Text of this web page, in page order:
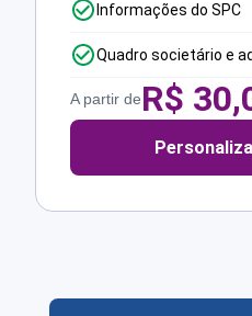
Informações do SPC
Quadro societário e
A partir deR$